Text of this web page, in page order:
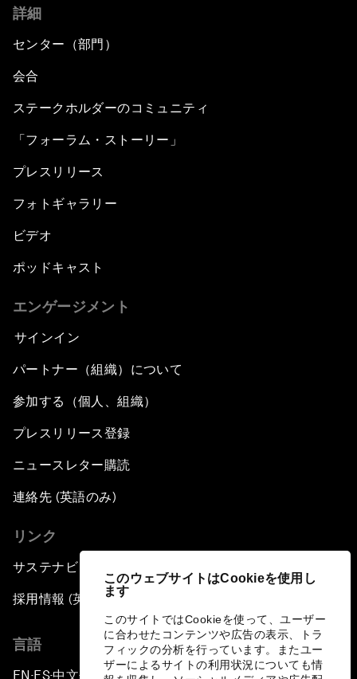
このウェブサイトはCookieを使用し
ます
このサイトではCookieを使って、ユーザー
に合わせたコンテンツや広告の表示、トラ
フィックの分析を行っています。またユー
ザーによるサイトの利用状況についても情
詳細
センター（部門）
会合
ステークホルダーのコミュニティ
「フォーラム・ストーリー」
プレスリリース
フォトギャラリー
ビデオ
ポッドキャスト
エンゲージメント
サインイン
パートナー（組織）について
参加する（個人、組織）
プレスリリース登録
ニュースレター購読
連絡先 (英語のみ)
リンク
サステナビリティへの取り組み
採用情報 (英語のみ)
言語
EN ▪ES▪中文▪ 日本語